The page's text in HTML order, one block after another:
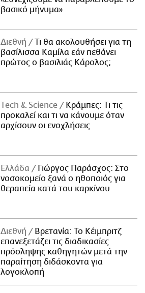
βασικό μήνυμα»
Διεθνή
Τι θα ακολουθήσει για τη
βασίλισσα Καμίλα εάν πεθάνει
πρώτος ο βασιλιάς Κάρολος;
Τech & Science
Κράμπες: Τι τις
προκαλεί και τι να κάνουμε όταν
αρχίσουν οι ενοχλήσεις
Ελλάδα
Γιώργος Παράσχος: Στο
νοσοκομείο ξανά ο ηθοποιός για
θεραπεία κατά του καρκίνου
Διεθνή
Βρετανία: Το Κέιμπριτζ
επανεξετάζει τις διαδικασίες
πρόσληψης καθηγητών μετά την
παραίτηση διδάσκοντα για
λογοκλοπή